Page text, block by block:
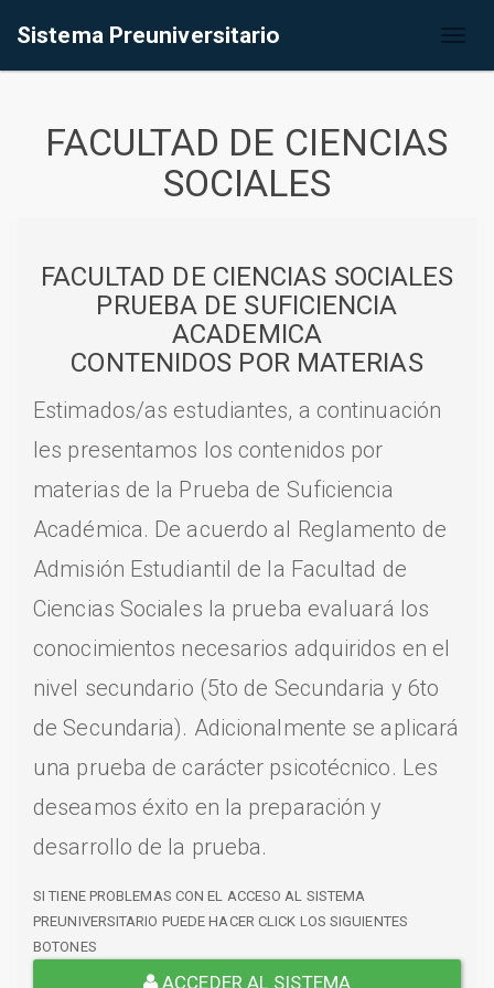
Sistema Preuniversitario
FACULTAD DE CIENCIAS
SOCIALES
FACULTAD DE CIENCIAS SOCIALES
PRUEBA DE SUFICIENCIA
ACADEMICA
CONTENIDOS POR MATERIAS
Estimados/as estudiantes, a continuación
les presentamos los contenidos por
materias de la Prueba de Suficiencia
Académica. De acuerdo al Reglamento de
Admisión Estudiantil de la Facultad de
Ciencias Sociales la prueba evaluará los
conocimientos necesarios adquiridos en el
nivel secundario (5to de Secundaria y 6to
de Secundaria). Adicionalmente se aplicará
una prueba de carácter psicotécnico. Les
deseamos éxito en la preparación y
desarrollo de la prueba.
SI TIENE PROBLEMAS CON EL ACCESO AL SISTEMA
PREUNIVERSITARIO PUEDE HACER CLICK LOS SIGUIENTES
BOTONES
ACCEDER AL SISTEMA